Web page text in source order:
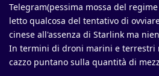
Telegram(pessima mossa del
letto qualcosa del tentativo di
cinese all'assenza di Starlink ma
In termini di droni marini e terrestri
cazzo puntano sulla quantità di